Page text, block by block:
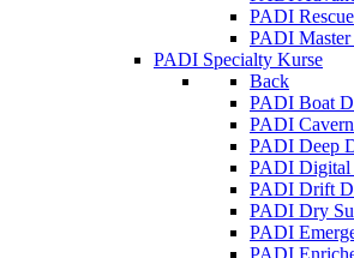
PADI Rescue
PADI
PADI Specialty Kurse
Back
PADI Boat
PADI
PADI Deep
PADI Digital
PADI Drift
PADI Dry
PADI
PADI